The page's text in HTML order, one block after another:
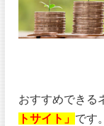
おすすめできる
トサイト」 です。